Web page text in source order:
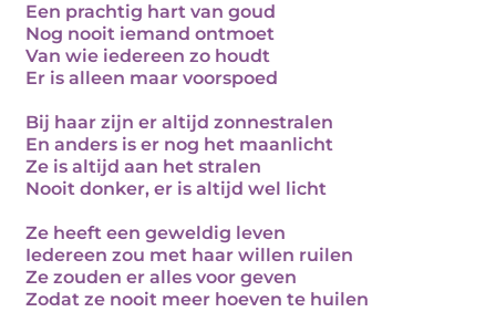
Een prachtig hart van goud
Nog nooit iemand ontmoet
Van wie iedereen zo houdt
Er is alleen maar voorspoed
Bij haar zijn er altijd zonnestralen
En anders is er nog het maanlicht
Ze is altijd aan het stralen
Nooit donker, er is altijd wel licht
Ze heeft een geweldig leven
Iedereen zou met haar willen ruilen
Ze zouden er alles voor geven
Zodat ze nooit meer hoeven te huilen